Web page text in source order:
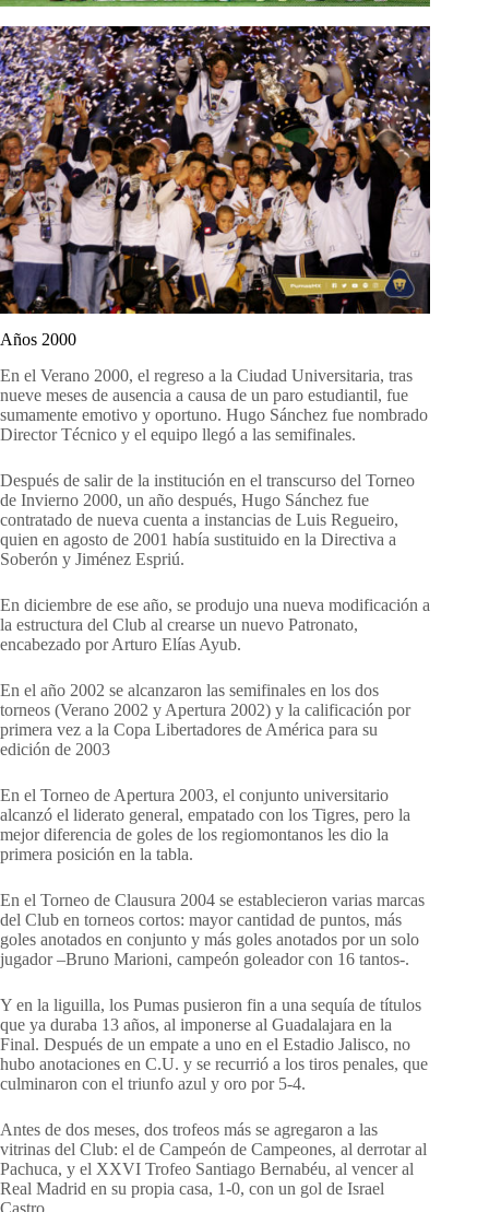
Años 2000
En el Verano 2000, el regreso a la Ciudad Universitaria, tras
nueve meses de ausencia a causa de un paro estudiantil, fue
sumamente emotivo y oportuno. Hugo Sánchez fue nombrado
Director Técnico y el equipo llegó a las semifinales.
Después de salir de la institución en el transcurso del Torneo
de Invierno 2000, un año después, Hugo Sánchez fue
contratado de nueva cuenta a instancias de Luis Regueiro,
quien en agosto de 2001 había sustituido en la Directiva a
Soberón y Jiménez Espriú.
En diciembre de ese año, se produjo una nueva modificación a
la estructura del Club al crearse un nuevo Patronato,
encabezado por Arturo Elías Ayub.
En el año 2002 se alcanzaron las semifinales en los dos
torneos (Verano 2002 y Apertura 2002) y la calificación por
primera vez a la Copa Libertadores de América para su
edición de 2003
En el Torneo de Apertura 2003, el conjunto universitario
alcanzó el liderato general, empatado con los Tigres, pero la
mejor diferencia de goles de los regiomontanos les dio la
primera posición en la tabla.
En el Torneo de Clausura 2004 se establecieron varias marcas
del Club en torneos cortos: mayor cantidad de puntos, más
goles anotados en conjunto y más goles anotados por un solo
jugador –Bruno Marioni, campeón goleador con 16 tantos-.
Y en la liguilla, los Pumas pusieron fin a una sequía de títulos
que ya duraba 13 años, al imponerse al Guadalajara en la
Final. Después de un empate a uno en el Estadio Jalisco, no
hubo anotaciones en C.U. y se recurrió a los tiros penales, que
culminaron con el triunfo azul y oro por 5-4.
Antes de dos meses, dos trofeos más se agregaron a las
vitrinas del Club: el de Campeón de Campeones, al derrotar al
Pachuca, y el XXVI Trofeo Santiago Bernabéu, al vencer al
Real Madrid en su propia casa, 1-0, con un gol de Israel
Castro.